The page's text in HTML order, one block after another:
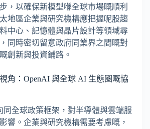
，以確保新模型喺全球市場嘅順利
地區企業與研究機構應把握呢股趨
中心、記憶體與晶片設計等領域尋
同時密切留意政府同業界之間嘅對
創新與投資鋪路。
角：OpenAI 與全球 AI 生態圈嘅協
同全球政策框架，對半導體與雲端服
響。企業與研究機構需要考慮嘅，